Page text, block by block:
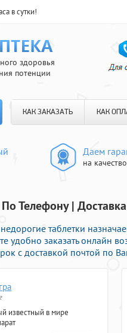
в сутки!
здоровья
потенции
КАК ЗАКАЗАТЬ КАК
Даем
на
Телефону |
таблетки
удобно заказать онлайн
с доставкой почтой по
известный в мире